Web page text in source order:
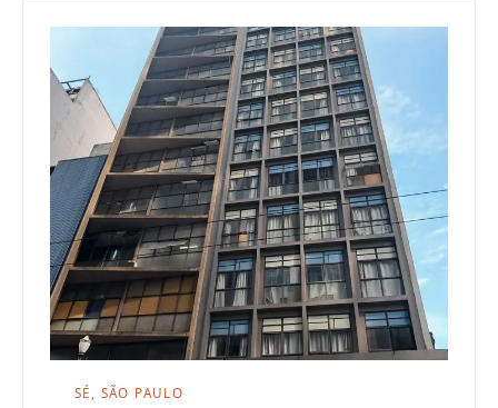
SÉ, SÃO PAULO